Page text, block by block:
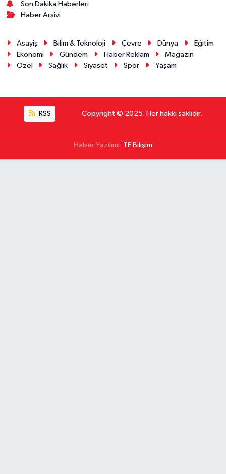
Son Dakika Haberleri
Haber Arşivi
Asayiş Bilim & Teknoloji Çevre Dünya
Eğitim
Ekonomi
Gündem Haber Reklam
Magazin
Özel
Sağlık Siyaset Spor Yaşam
RSS Copyright © 2025. Her hakkı saklıdır.
Haber Yazılımı: TE Bilişim